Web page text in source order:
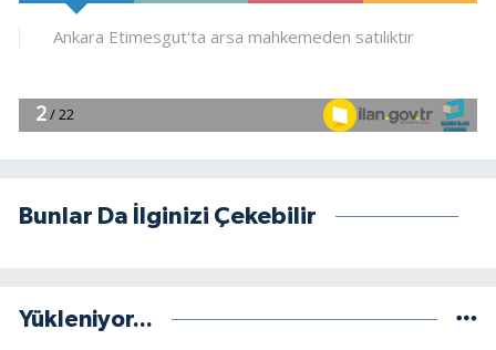
Bunlar Da İlginizi Çekebilir
Yükleniyor...